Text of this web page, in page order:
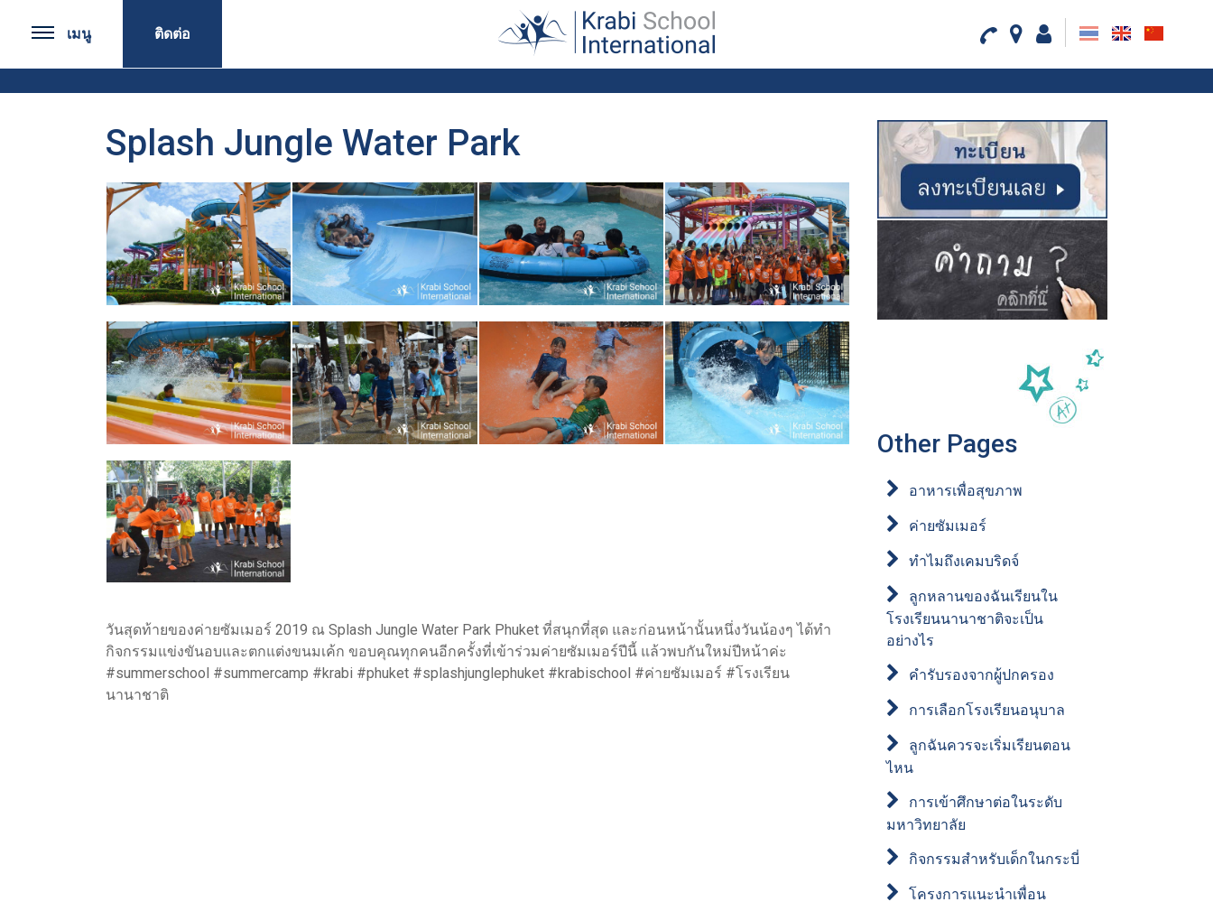
เมนู ติดต่อ ตามทันข่าวสาร...
Splash Jungle Water Park
วันสุดท้ายของค่ายซัมเมอร์ 2019 ณ Splash Jungle Water Park Phuket ที่สนุกที่สุด และก่อนหน้านั้นหนึ่งวันน้องๆ ได้ทำ
กิจกรรมแข่งขันอบและตกแต่งขนมเค้ก ขอบคุณทุกคนอีกครั้งที่เข้าร่วมค่ายซัมเมอร์ปีนี้ แล้วพบกันใหม่ปีหน้าค่ะ
#summerschool #summercamp #krabi #phuket #splashjunglephuket #krabischool #ค่ายซัมเมอร์ #โรงเรียน
นานาชาติ
Other Pages
อาหารเพื่อสุขภาพ
ค่ายซัมเมอร์
ทำไมถึงเคมบริดจ์
ลูกหลานของฉันเรียนใน
โรงเรียนนานาชาติจะเป็น
อย่างไร
คำรับรองจากผู้ปกครอง
การเลือกโรงเรียนอนุบาล
ลูกฉันควรจะเริ่มเรียนตอน
ไหน
การเข้าศึกษาต่อในระดับ
มหาวิทยาลัย
กิจกรรมสำหรับเด็กในกระบี่
โครงการแนะนำเพื่อน